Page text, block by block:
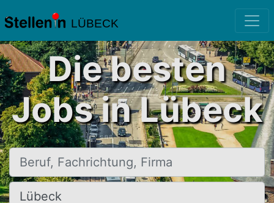
LÜBECK
Die besten
Jobs in Lübeck
Beruf, Fachrichtung, Firma
Ort, Stadt